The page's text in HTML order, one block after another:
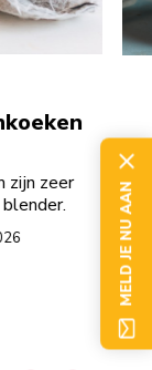
zijn zeer
MELD JE NU AAN